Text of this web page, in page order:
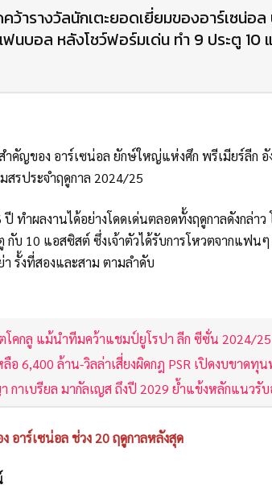
ว้ารางวัลนักเตะยอดเยี่ยมของอาร์เซน่อ
นบอล หลังโชว์ฟอร์มเด่น ทำ 9 ประตู 10
ำคัญของ อาร์เซน่อล ยักษ์ใหญ่แห่งศึก พรีเมียร์ลีก
สรประจำฤดูกาล 2024/25
ทำผลงานได้อย่างโดดเด่นตลอดทั้งฤดูกาลดังกล่า
กับ 10 แอสซิสต์ ซึ่งเจ้าตัวได้รับการโหวตจากแฟ
า รั้งที่สองและสาม ตามลำดับ
โคกลู แม้นำทีมคว้าแชมป์ยูโรปา ลีก ซีซั่น 2024/25
อ 6,400 ล้าน-วิลล่าเสี่ยงผิดกฎ PSR เปิดงบขาดทุ
กาเบรียล มากัลเญส ถึงปี 2029 ย้ำแข้งหลักแนวรั
อาร์เซน่อล ช่วง 20 ฤดูกาลหลังสุด